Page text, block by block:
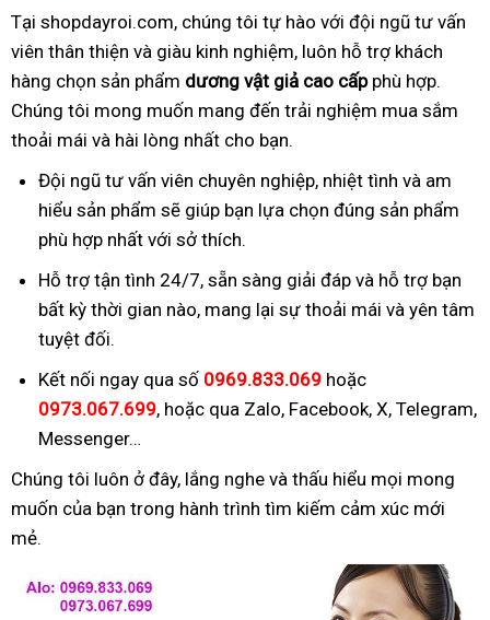
Tại shopdayroi.com, chúng tôi tự hào với đội ngũ tư vấn
viên thân thiện và giàu kinh nghiệm, luôn hỗ trợ khách
hàng chọn sản phẩm dương vật giả cao cấpphù hợp.
Chúng tôi mong muốn mang đến trải nghiệm mua sắm
thoải mái và hài lòng nhất cho bạn.
Đội ngũ tư vấn viên chuyên nghiệp, nhiệt tình và am
hiểu sản phẩm sẽ giúp bạn lựa chọn đúng sản phẩm
phù hợp nhất với sở thích.
Hỗ trợ tận tình 24/7, sẵn sàng giải đáp và hỗ trợ bạn
bất kỳ thời gian nào, mang lại sự thoải mái và yên tâm
tuyệt đối.
Kết nối ngay qua số 0969.833.069 hoặc
0973.067.699, hoặc qua Zalo, Facebook, X, Telegram,
Messenger…
Chúng tôi luôn ở đây, lắng nghe và thấu hiểu mọi mong
muốn của bạn trong hành trình tìm kiếm cảm xúc mới
mẻ.